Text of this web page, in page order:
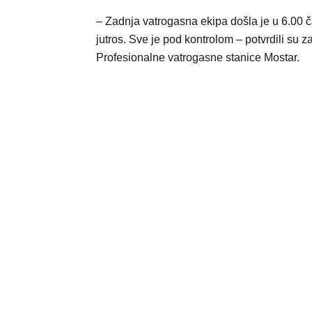
– Zadnja vatrogasna ekipa došla je u 6.00
jutros. Sve je pod kontrolom – potvrdili su
Profesionalne vatrogasne stanice Mostar.